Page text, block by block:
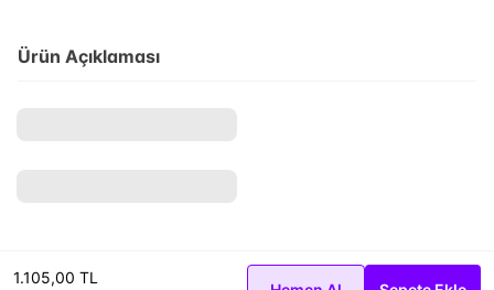
1.105,00 TL
Ürün Açıklaması